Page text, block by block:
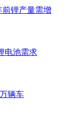
前锂产量需增
电池需求
辆车